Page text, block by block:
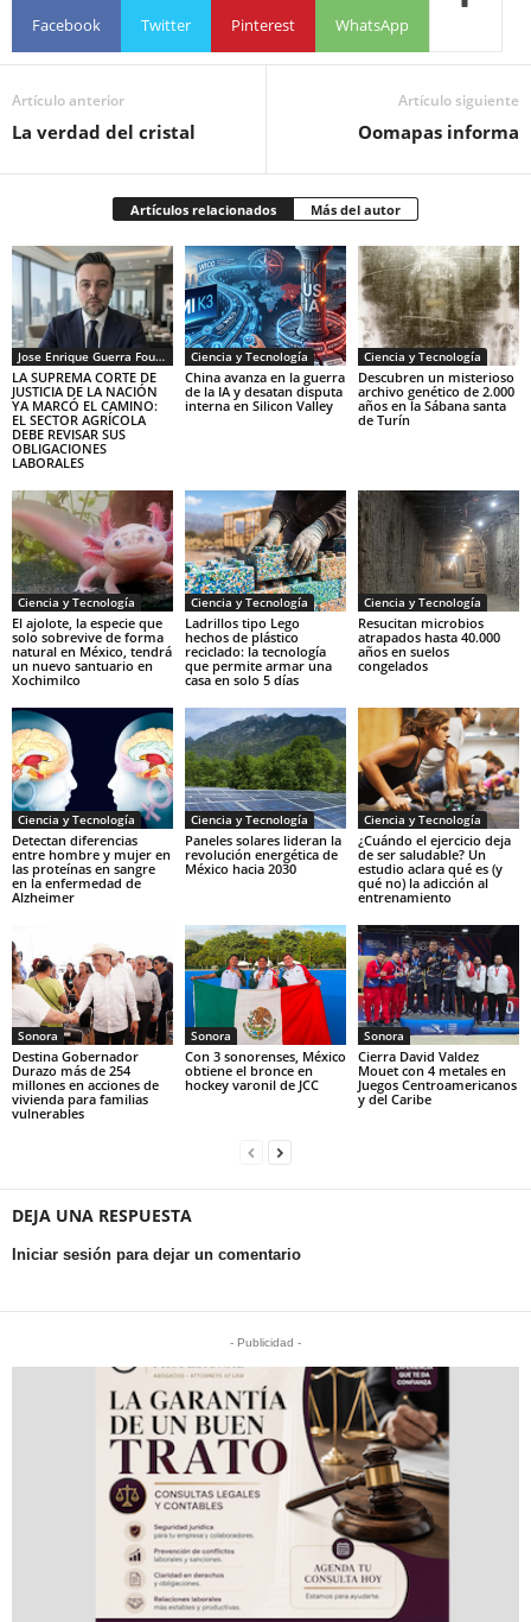
Facebook Twitter Pinterest WhatsApp
Artículo anterior
La verdad del cristal
Artículo siguiente
Oomapas informa
Artículos relacionados Más del autor
Jose Enrique Guerra Fourcade
LA SUPREMA CORTE DE
JUSTICIA DE LA NACIÓN
YA MARCÓ EL CAMINO:
EL SECTOR AGRÍCOLA
DEBE REVISAR SUS
OBLIGACIONES
LABORALES
Ciencia y Tecnología
China avanza en la guerra
de la IA y desatan disputa
interna en Silicon Valley
Ciencia y Tecnología
Descubren un misterioso
archivo genético de 2.000
años en la Sábana santa
de Turín
Ciencia y Tecnología
El ajolote, la especie que
solo sobrevive de forma
natural en México, tendrá
un nuevo santuario en
Xochimilco
Ciencia y Tecnología
Ladrillos tipo Lego
hechos de plástico
reciclado: la tecnología
que permite armar una
casa en solo 5 días
Ciencia y Tecnología
Resucitan microbios
atrapados hasta 40.000
años en suelos
congelados
Ciencia y Tecnología
Detectan diferencias
entre hombre y mujer en
las proteínas en sangre
en la enfermedad de
Alzheimer
Ciencia y Tecnología
Paneles solares lideran la
revolución energética de
México hacia 2030
Ciencia y Tecnología
¿Cuándo el ejercicio deja
de ser saludable? Un
estudio aclara qué es (y
qué no) la adicción al
entrenamiento
Sonora
Destina Gobernador
Durazo más de 254
millones en acciones de
vivienda para familias
vulnerables
Sonora
Con 3 sonorenses, México
obtiene el bronce en
hockey varonil de JCC
Sonora
Cierra David Valdez
Mouet con 4 metales en
Juegos Centroamericanos
y del Caribe
DEJA UNA RESPUESTA
Iniciar sesión para dejar un comentario
- Publicidad -